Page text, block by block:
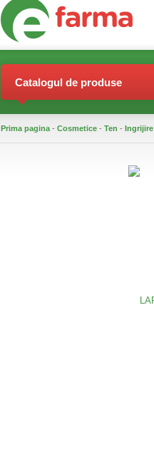
Catalogul de produse
Prima pagina - Cosmetice - Ten -